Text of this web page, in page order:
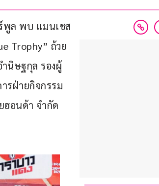
พูล พบ แมนเชส
Trophy” ถ้วย
นิษฐกุล รองผู้
รฝ่ายกิจกรรม
ฮอนด้า จำกัด